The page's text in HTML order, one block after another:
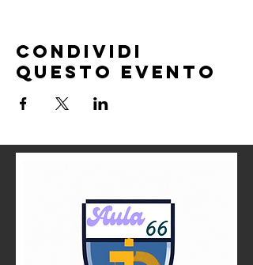
Condividi
questo evento